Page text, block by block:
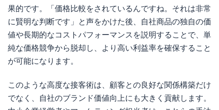
果的です。「価格比較をされているんですね。それは非常
に賢明な判断です」と声をかけた後、自社商品の独自の価
値や長期的なコストパフォーマンスを説明することで、単
純な価格競争から脱却し、より高い利益率を確保すること
が可能になります。
このような高度な接客術は、顧客との良好な関係構築だけ
でなく、自社のブランド価値向上にも大きく貢献します。